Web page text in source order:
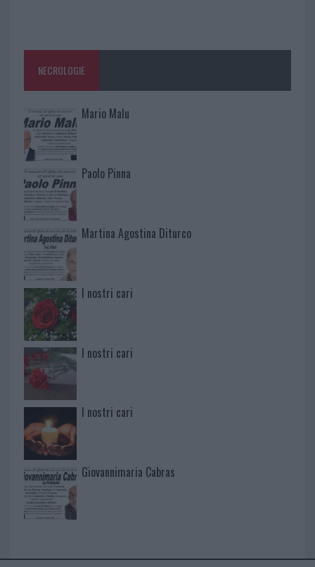
NECROLOGIE
Mario Malu
Paolo Pinna
Martina Agostina Diturco
I nostri cari
I nostri cari
I nostri cari
Giovannimaria Cabras